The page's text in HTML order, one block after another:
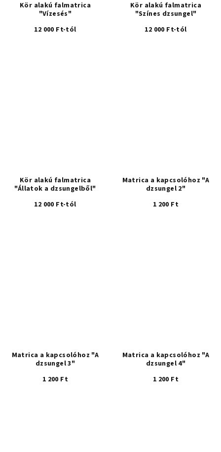
Kör alakú falmatrica
"Vízesés"
12 000 Ft-tól
Kör alakú falmatrica
"Színes dzsungel"
12 000 Ft-tól
Kör alakú falmatrica
"Állatok a dzsungelből"
12 000 Ft-tól
Matrica a kapcsolóhoz "A
dzsungel 2"
1 200 Ft
Matrica a kapcsolóhoz "A
dzsungel 3"
1 200 Ft
Matrica a kapcsolóhoz "A
dzsungel 4"
1 200 Ft